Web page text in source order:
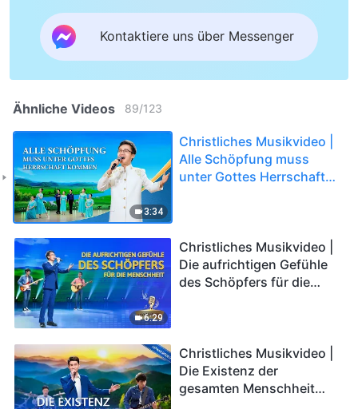
Kontaktiere uns über Messenger
Ähnliche Videos 89/123
3:34
Christliches Musikvideo |
Alle Schöpfung muss
unter Gottes Herrschaft
6:29
Christliches Musikvideo |
Die aufrichtigen Gefühle
des Schöpfers für die
Christliches Musikvideo |
Die Existenz der
gesamten Menschheit